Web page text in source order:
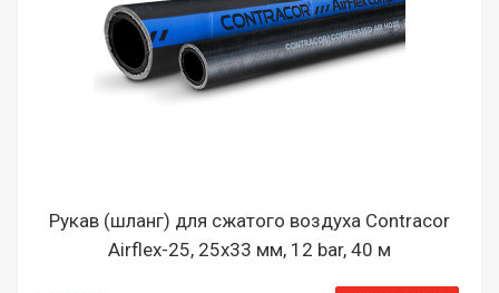
Рукав (шланг) для сжатого воздуха Contracor
Airflex-25, 25х33 мм, 12 bar, 40 м